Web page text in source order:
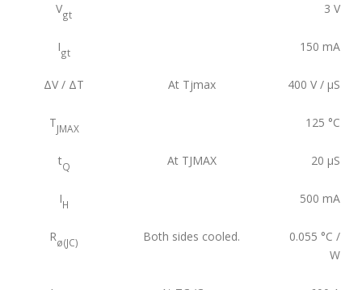
Vgt 3 V
Igt 150 mA
ΔV / ΔT At Tjmax 400 V / µS
TJMAX 125 °C
tQ At TJMAX 20 µS
IH 500 mA
Rø(JC) Both sides cooled. 0.055 °C /
W